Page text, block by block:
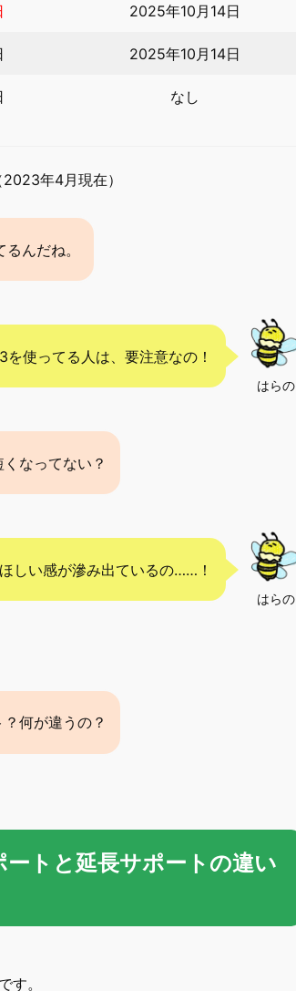
2025年10月14日
2025年10月14日
なし
年4月現在）
んだね。
はらの
使ってる人は、要注意なの！
なってない？
はらの
しい感が滲み出ているの……！
何が違うの？
トと延長サポートの違い
す。